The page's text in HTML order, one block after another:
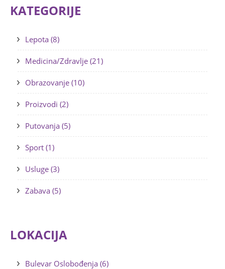
KATEGORIJE
Lepota (8)
Medicina/Zdravlje (21)
Obrazovanje (10)
Proizvodi (2)
Putovanja (5)
Sport (1)
Usluge (3)
Zabava (5)
LOKACIJA
Bulevar Oslobođenja (6)